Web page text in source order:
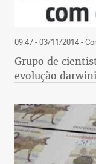
09:47 - 03/11/2014-
Grupo de
evolução